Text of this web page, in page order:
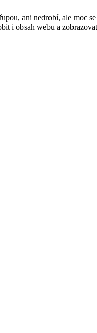
ani nedrobí, ale moc
i obsah webu a